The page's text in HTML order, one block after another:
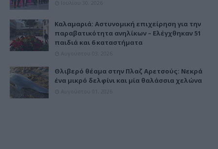
Καλαμαριά: Αστυνομική επιχείρηση για την
παραβατικότητα ανηλίκων – Ελέγχθηκαν 51
παιδιά και 6 καταστήματα
Θλιβερό θέαμα στην Πλαζ Αρετσούς: Νεκρά
ένα μικρό δελφίνι και μία θαλάσσια χελώνα